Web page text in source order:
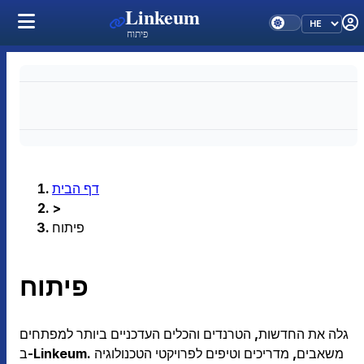
Linkeum
פיתוח
דף הבית
>
פיתוח
פיתוח
גלה את החדשות, הטרנדים והכלים העדכניים ביותר למפתחים
ב-Linkeum. משאבים, מדריכים וטיפים לפרויקטי הטכנולוגיה